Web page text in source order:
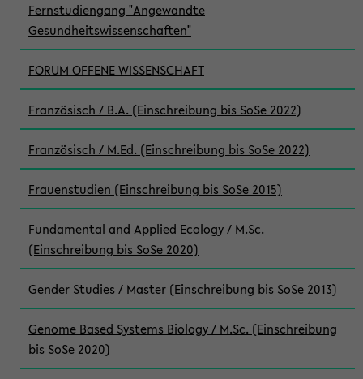
Fernstudiengang "Angewandte
Gesundheitswissenschaften"
FORUM OFFENE WISSENSCHAFT
Französisch / B.A. (Einschreibung bis SoSe 2022)
Französisch / M.Ed. (Einschreibung bis SoSe 2022)
Frauenstudien (Einschreibung bis SoSe 2015)
Fundamental and Applied Ecology / M.Sc.
(Einschreibung bis SoSe 2020)
Gender Studies / Master (Einschreibung bis SoSe 2013)
Genome Based Systems Biology / M.Sc. (Einschreibung
bis SoSe 2020)